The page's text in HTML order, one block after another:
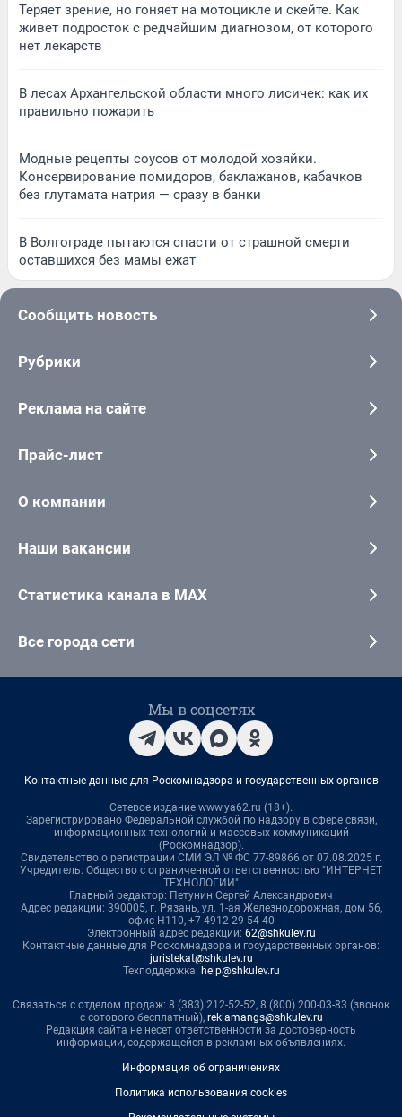
Теряет зрение, но гоняет на мотоцикле и скейте. Как
живет подросток с редчайшим диагнозом, от которого
нет лекарств
В лесах Архангельской области много лисичек: как их
правильно пожарить
Модные рецепты соусов от молодой хозяйки.
Консервирование помидоров, баклажанов, кабачков
без глутамата натрия — сразу в банки
В Волгограде пытаются спасти от страшной смерти
оставшихся без мамы ежат
Сообщить новость
Рубрики
Реклама на сайте
Прайс-лист
О компании
Наши вакансии
Статистика канала в MAX
Все города сети
Мы в соцсетях
Контактные данные для Роскомнадзора и государственных органов
Сетевое издание www.ya62.ru (18+).
Зарегистрировано Федеральной службой по надзору в сфере связи,
информационных технологий и массовых коммуникаций
(Роскомнадзор).
Свидетельство о регистрации СМИ ЭЛ № ФС 77-89866 от 07.08.2025 г.
Учредитель: Общество с ограниченной ответственностью "ИНТЕРНЕТ
ТЕХНОЛОГИИ"
Главный редактор: Петунин Сергей Александрович
Адрес редакции: 390005, г. Рязань, ул. 1-ая Железнодорожная, дом 56,
офис Н110, +7-4912-29-54-40
Электронный адрес редакции: 62@shkulev.ru
Контактные данные для Роскомнадзора и государственных органов:
juristekat@shkulev.ru
Техподдержка: help@shkulev.ru
Связаться с отделом продаж: 8 (383) 212-52-52, 8 (800) 200-03-83 (звонок
с сотового бесплатный), reklamangs@shkulev.ru
Редакция сайта не несет ответственности за достоверность
информации, содержащейся в рекламных объявлениях.
Информация об ограничениях
Политика использования cookies